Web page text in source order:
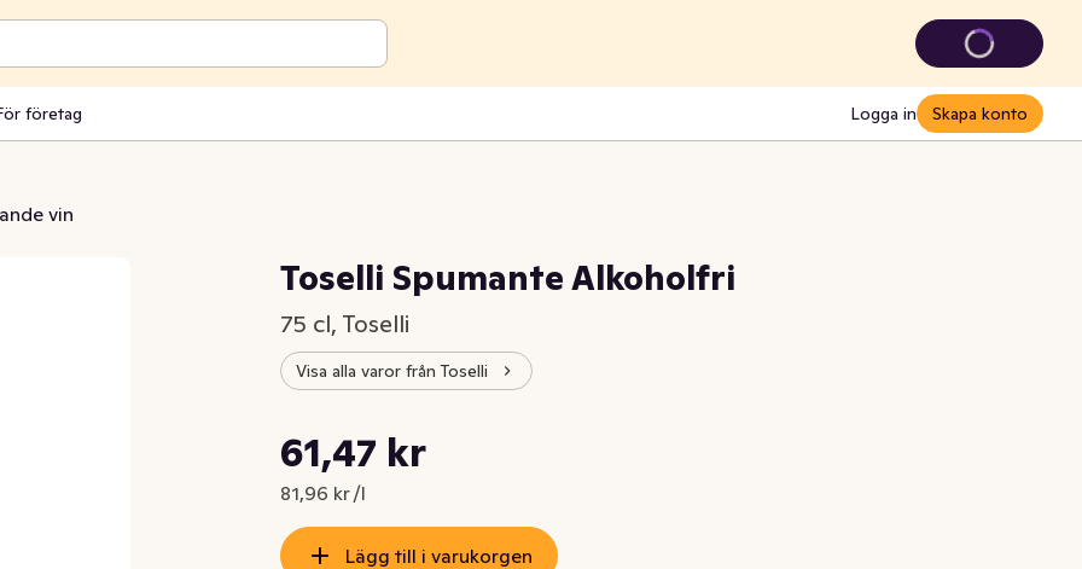
företag Logga in Skapa konto
vin
Toselli Spumante Alkoholfri
75 cl, Toselli
Visa alla varor från Toselli
Nuvarande pris är: 61,47 kr
61,47 kr
81,96 kr /l
Styckpris: 81,96 kr /l
Lägg till i varukorgen